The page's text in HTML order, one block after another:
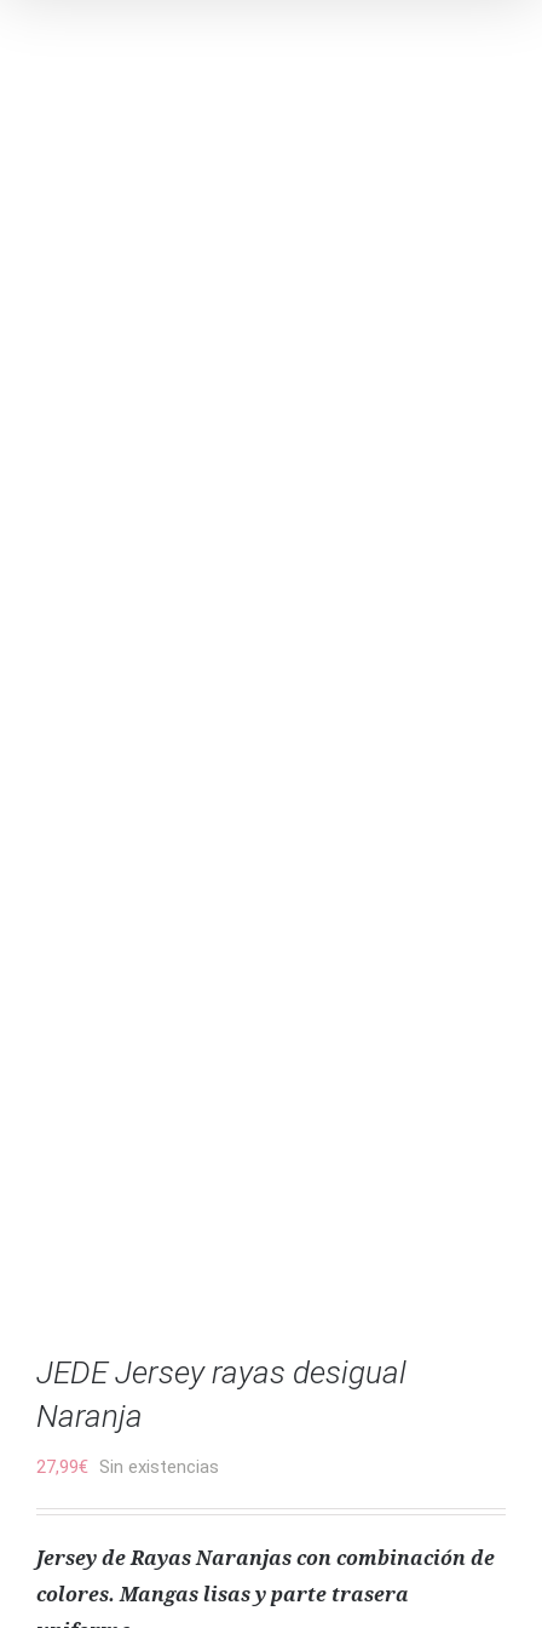
JEDE Jersey rayas desigual
Naranja
27,99€ Sin existencias
Jersey de Rayas Naranjas con combinación de
colores. Mangas lisas y parte trasera